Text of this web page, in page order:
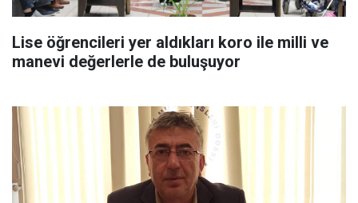
Lise öğrencileri yer aldıkları koro ile milli ve
manevi değerlerle de buluşuyor